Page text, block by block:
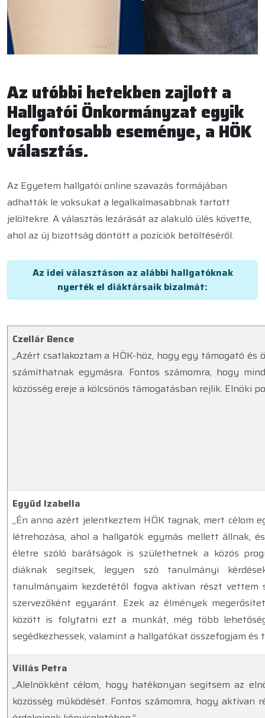
Az utóbbi hetekben zajlott a
Hallgatói Önkormányzat egyik
legfontosabb eseménye, a HÖK
választás.
Az Egyetem hallgatói online szavazás formájában
adhatták le voksukat a legalkalmasabbnak tartott
jelöltekre. A választás lezárását az alakuló ülés követte,
ahol az új bizottság döntött a pozíciók betöltéséről.
Az idei választáson az alábbi hallgatóknak
nyerték el diáktársaik bizalmát:
Czellár Bence
„Azért csatlakoztam a HÖK-höz, hogy egy támogató
számíthatnak egymásra. Fontos számomra, hogy
közösség ereje a kölcsönös támogatásban rejlik. Elnöki
Együd Izabella
„Én anno azért jelentkeztem HÖK tagnak, mert célom
létrehozása, ahol a hallgatók egymás mellett állnak,
életre szóló barátságok is születhetnek a közös
diáknak segítsek, legyen szó tanulmányi
tanulmányaim kezdetétől fogva aktívan részt vettem
szervezőként egyaránt. Ezek az élmények
között is folytatni ezt a munkát, még több
segédkezhessek, valamint a hallgatókat összefogjam és
Villás Petra
„Alelnökként célom, hogy hatékonyan segítsem az
közösség működését. Fontos számomra, hogy